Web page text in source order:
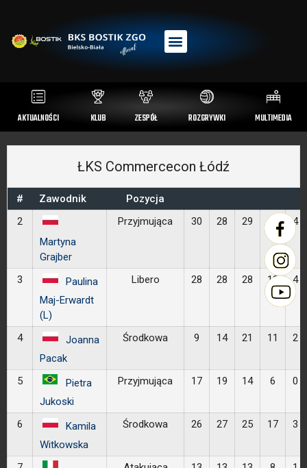
AKTUALNOŚCI KLUB ZESPÓŁ ROZGRYWKI MULTIMEDIA
ŁKS Commercecon Łódź
# Zawodnik
Pozycja
2
Martyna
Grajber
Przyjmująca 30 28 29 19 4
3
Paulina
Maj-Erwardt
(L)
Libero 28 28 28 18 4
4
Joanna
Pacak
Środkowa 9 14 21 11 2
5
Pietra
Jukoski
Przyjmująca 17 19 14 6 0
6
Kamila
Witkowska
Środkowa 26 27 25 17 3